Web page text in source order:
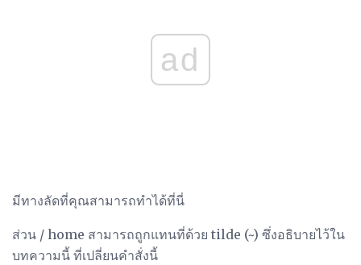
ad
มีทางลัดที่คุณสามารถทำได้ที่นี่
ส่วน / home สามารถถูกแทนที่ด้วย tilde (~) ซึ่งอธิบายไว้ใน
บทความนี้ ที่เปลี่ยนคำสั่งนี้